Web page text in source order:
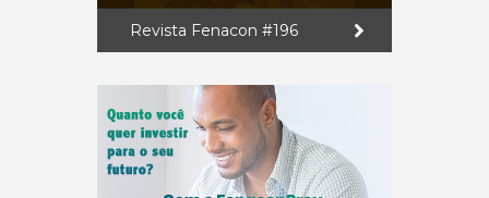
Revista Fenacon #196